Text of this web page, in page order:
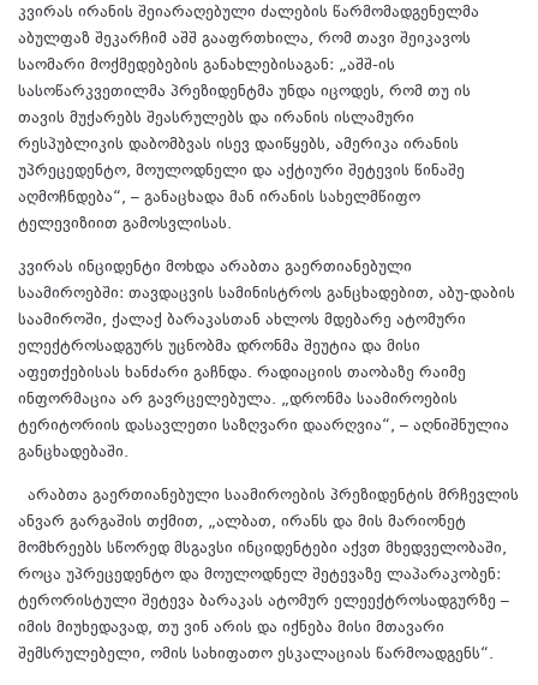
კვირას ირანის შეიარაღებული ძალების წარმომადგენელმა
აბულფაზ შეკარჩიმ აშშ გააფრთხილა, რომ თავი შეიკავოს
საომარი მოქმედებების განახლებისაგან: „აშშ-ის
სასოწარკვეთილმა პრეზიდენტმა უნდა იცოდეს, რომ თუ ის
თავის მუქარებს შეასრულებს და ირანის ისლამური
რესპუბლიკის დაბომბვას ისევ დაიწყებს, ამერიკა ირანის
უპრეცედენტო, მოულოდნელი და აქტიური შეტევის წინაშე
აღმოჩნდება“, – განაცხადა მან ირანის სახელმწიფო
ტელევიზიით გამოსვლისას.
კვირას ინციდენტი მოხდა არაბთა გაერთიანებული
საამიროებში: თავდაცვის სამინისტროს განცხადებით, აბუ-დაბის
საამიროში, ქალაქ ბარაკასთან ახლოს მდებარე ატომური
ელექტროსადგურს უცნობმა დრონმა შეუტია და მისი
აფეთქებისას ხანძარი გაჩნდა. რადიაციის თაობაზე რაიმე
ინფორმაცია არ გავრცელებულა. „დრონმა საამიროების
ტერიტორიის დასავლეთი საზღვარი დაარღვია“, – აღნიშნულია
განცხადებაში.
არაბთა გაერთიანებული საამიროების პრეზიდენტის მრჩევლის
ანვარ გარგაშის თქმით, „ალბათ, ირანს და მის მარიონეტ
მომხრეებს სწორედ მსგავსი ინციდენტები აქვთ მხედველობაში,
როცა უპრეცედენტო და მოულოდნელ შეტევაზე ლაპარაკობენ:
ტერორისტული შეტევა ბარაკას ატომურ ელეექტროსადგურზე –
იმის მიუხედავად, თუ ვინ არის და იქნება მისი მთავარი
შემსრულებელი, ომის სახიფათო ესკალაციას წარმოადგენს“.